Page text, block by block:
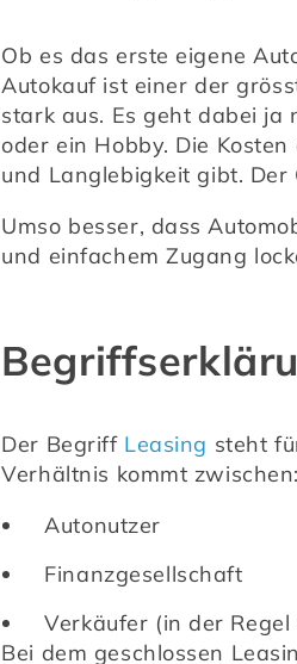
Ob es das erste eigene
Autokauf ist einer der
stark aus. Es geht dabei ja
oder ein Hobby. Die
und Langlebigkeit gibt.
Umso besser, dass
und einfachem Zugang
Der Begriff Leasing steht
Verhältnis kommt zwischen:
Autonutzer
Finanzgesellschaft
Verkäufer (in der
Bei dem geschlossen